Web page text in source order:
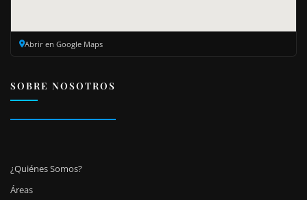
Abrir en Google Maps
SOBRE NOSOTROS
¿Quiénes Somos?
Áreas